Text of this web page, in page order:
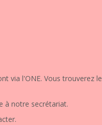
via l'ONE. Vous trouverez le
à notre secrétariat.